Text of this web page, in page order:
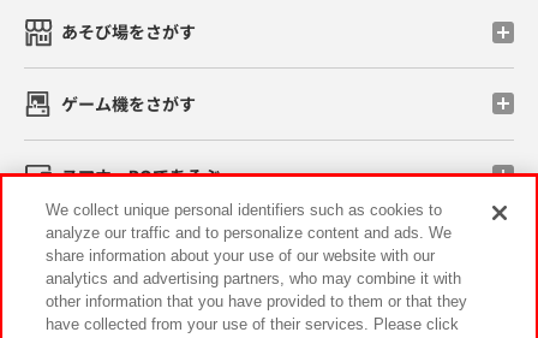
あそび場をさがす
ゲーム機をさがす
スマホ・PCであそぶ
イベント・キャンペーン
We collect unique personal identifiers such as cookies to
analyze our traffic and to personalize content and ads. We
share information about your use of our website with our
analytics and advertising partners, who may combine it with
other information that you have provided to them or that they
have collected from your use of their services. Please click